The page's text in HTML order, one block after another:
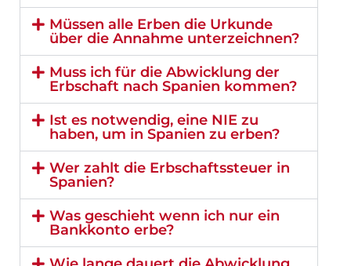
Müssen alle Erben die Urkunde
über die Annahme unterzeichnen?
Muss ich für die Abwicklung der
Erbschaft nach Spanien kommen?
Ist es notwendig, eine NIE zu
haben, um in Spanien zu erben?
Wer zahlt die Erbschaftssteuer in
Spanien?
Was geschieht wenn ich nur ein
Bankkonto erbe?